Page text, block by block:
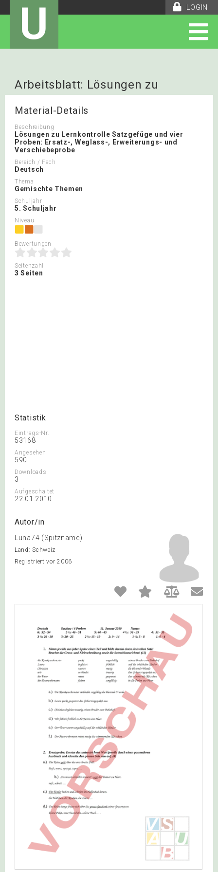
LOGIN
U
Arbeitsblatt: Lösungen zu
Lernkontrolle vier Proben
Material-Details
Beschreibung
Lösungen zu Lernkontrolle Satzgefüge und vier
Proben: Ersatz-, Weglass-, Erweiterungs- und
Verschiebeprobe
Bereich / Fach
Deutsch
Thema
Gemischte Themen
Schuljahr
5. Schuljahr
Niveau
Bewertungen
Seitenzahl
3 Seiten
Statistik
Eintrags-Nr.
53168
Angesehen
590
Downloads
3
Aufgeschaltet
22.01.2010
Autor/in
Luna74 (Spitzname)
Land: Schweiz
Registriert vor 2006